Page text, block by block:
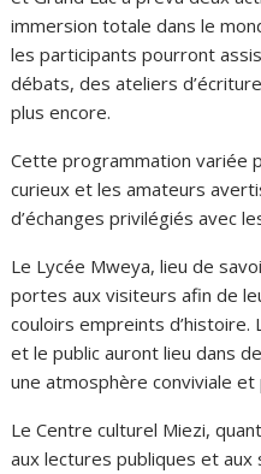
immersion totale dans le
les participants pourront
débats, des ateliers
plus encore.
Cette programmation variée
curieux et les amateurs
d’échanges privilégiés avec
Le Lycée Mweya, lieu de
portes aux visiteurs afin de
couloirs empreints
et le public auront lieu dans
une atmosphère conviviale
Le Centre culturel Miezi,
aux lectures publiques et aux